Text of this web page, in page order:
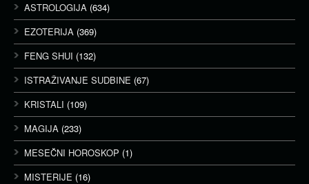
ASTROLOGIJA (634)
EZOTERIJA (369)
FENG SHUI (132)
ISTRAŽIVANJE SUDBINE (67)
KRISTALI (109)
MAGIJA (233)
MESEČNI HOROSKOP (1)
MISTERIJE (16)